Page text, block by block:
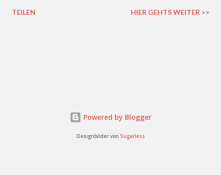
derzeitigen Situation kommt es ja leider gar nicht so wenig vor,
TEILEN HIER GEHTS WEITER >>
Powered by Blogger
Designbilder von 5ugarless